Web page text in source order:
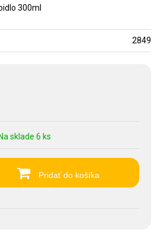
sklade 6 ks
Pridať do košíka
300ml
2849